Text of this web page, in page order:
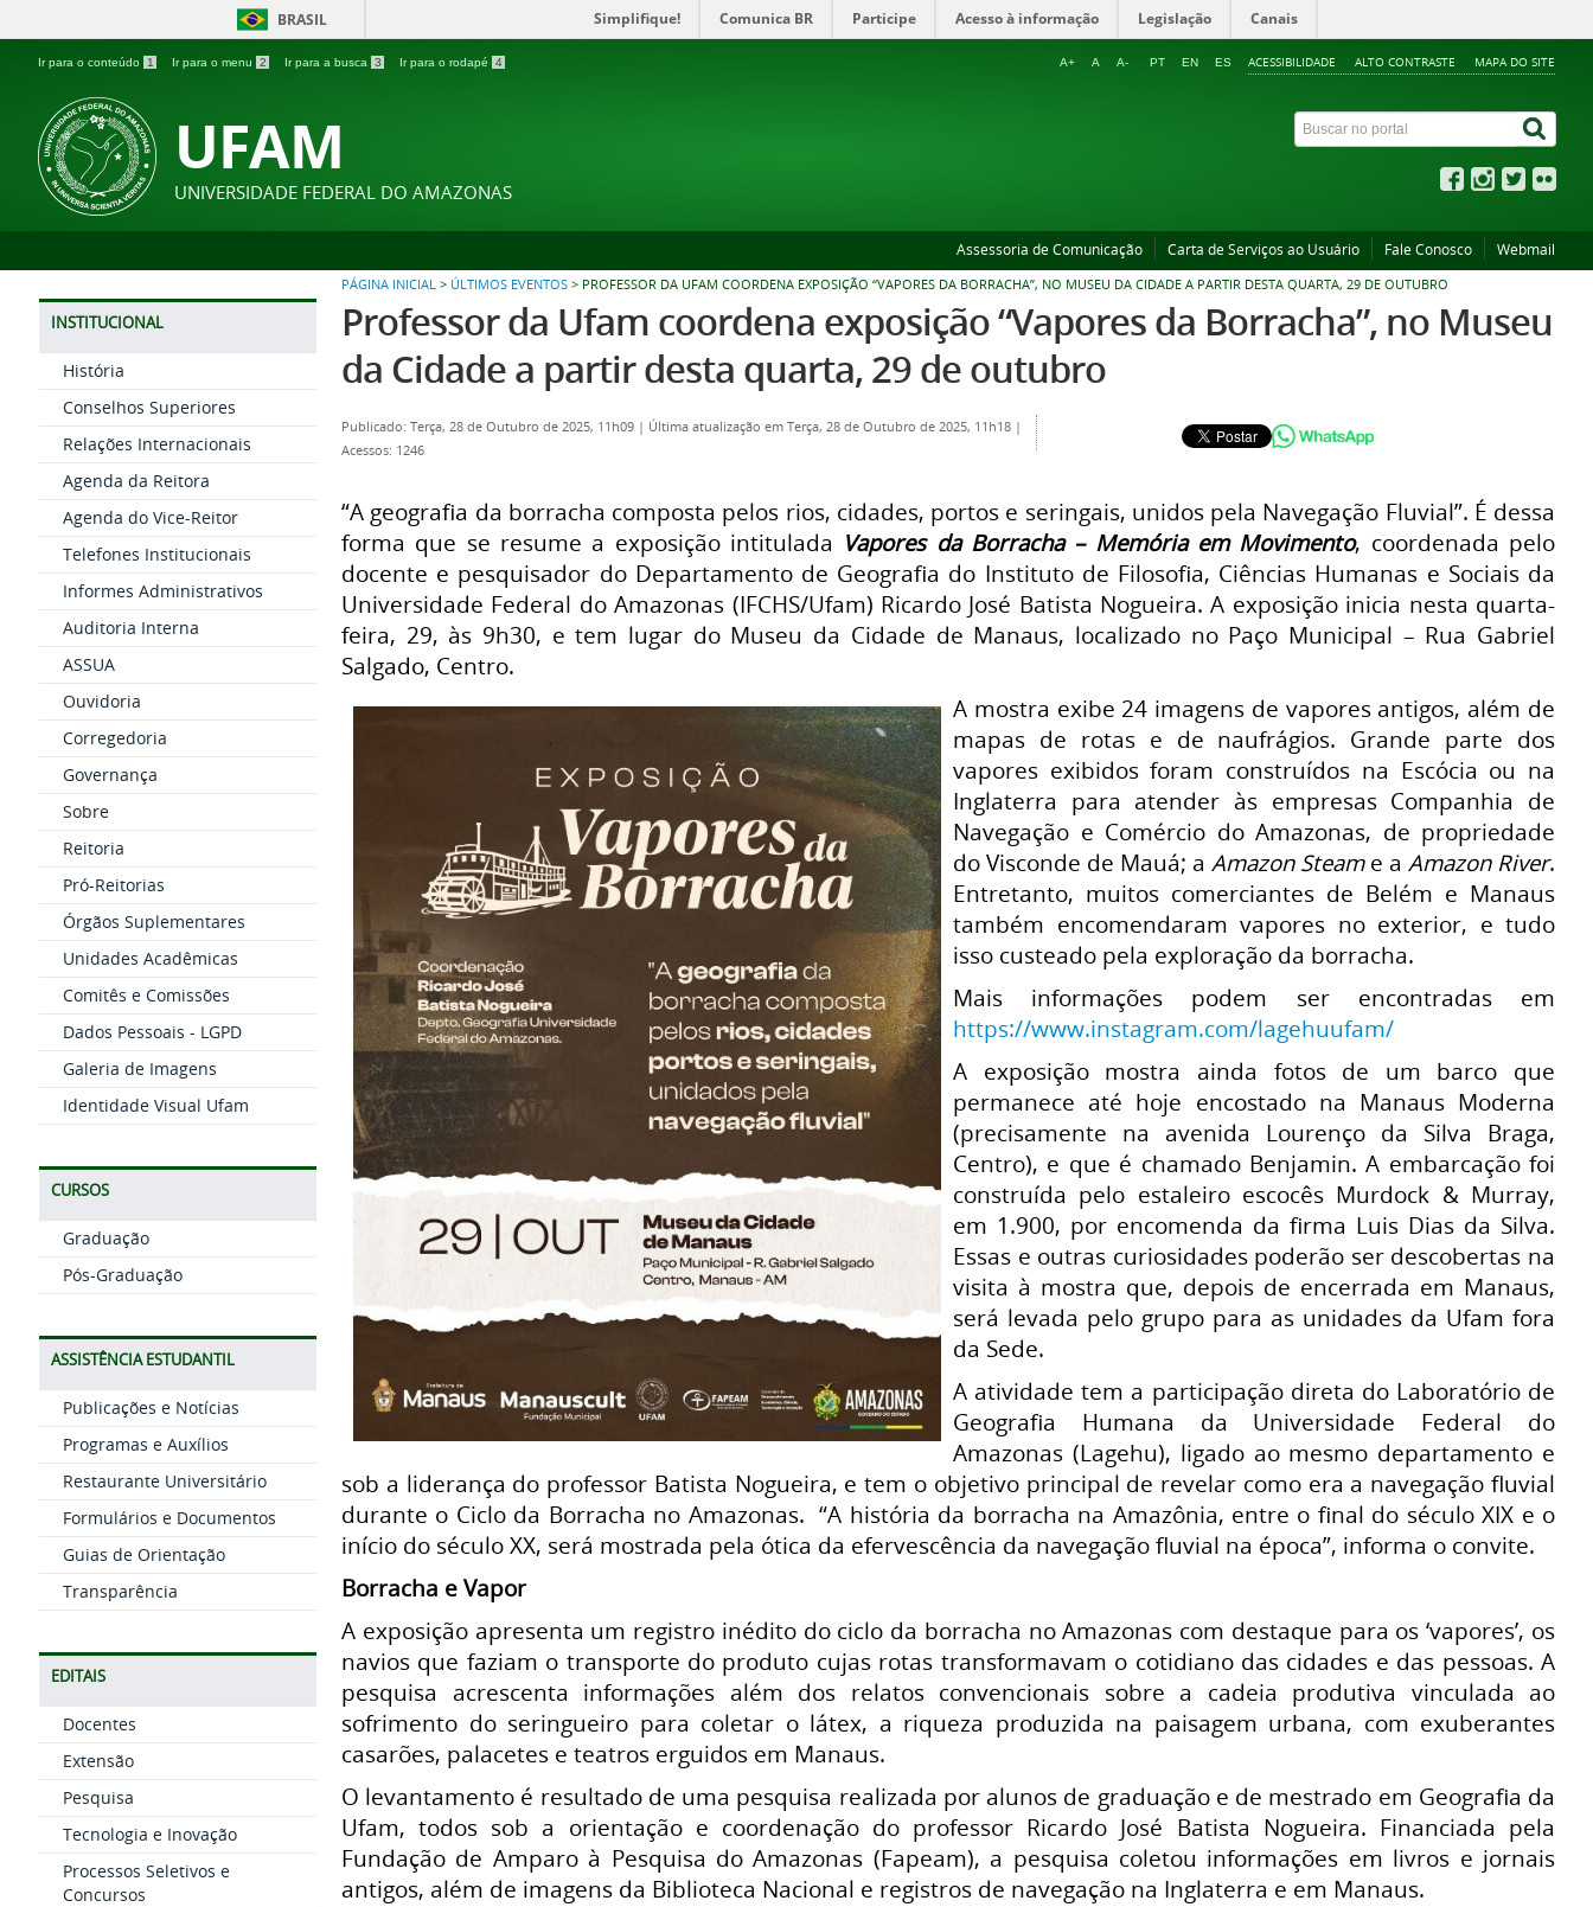
BRASIL Simplifique! Comunica BR Participe Acesso à informação Legislação Canais
Ir para o conteúdo 1 Ir para o menu 2 Ir para a busca 3 Ir para o rodapé 4 ACESSIBILIDADE ALTO CONTRASTE MAPA DO SITE
A+ A A- PT EN ES
UFAM
UNIVERSIDADE FEDERAL DO AMAZONAS
Assessoria de Comunicação Carta de Serviços ao Usuário Fale Conosco Webmail
PÁGINA INICIAL > ÚLTIMOS EVENTOS > PROFESSOR DA UFAM COORDENA EXPOSIÇÃO “VAPORES DA BORRACHA”, NO MUSEU DA CIDADE A PARTIR DESTA QUARTA, 29 DE OUTUBRO
INSTITUCIONAL
História
Conselhos Superiores
Relações Internacionais
Agenda da Reitora
Agenda do Vice-Reitor
Telefones Institucionais
Informes Administrativos
Auditoria Interna
ASSUA
Ouvidoria
Corregedoria
Governança
Sobre
Reitoria
Pró-Reitorias
Órgãos Suplementares
Unidades Acadêmicas
Comitês e Comissões
Dados Pessoais - LGPD
Galeria de Imagens
Identidade Visual Ufam
CURSOS
Graduação
Pós-Graduação
ASSISTÊNCIA ESTUDANTIL
Publicações e Notícias
Programas e Auxílios
Restaurante Universitário
Formulários e Documentos
Guias de Orientação
Transparência
EDITAIS
Docentes
Extensão
Pesquisa
Tecnologia e Inovação
Processos Seletivos e
Concursos
Professor da Ufam coordena exposição “Vapores da Borracha”, no Museu
da Cidade a partir desta quarta, 29 de outubro
Publicado: Terça, 28 de Outubro de 2025, 11h09 | Última atualização em Terça, 28 de Outubro de 2025, 11h18 |
Acessos: 1246
“A geografia da borracha composta pelos rios, cidades, portos e seringais, unidos pela Navegação Fluvial”. É dessa
forma que se resume a exposição intitulada Vapores da Borracha – Memória em Movimento, coordenada pelo
docente e pesquisador do Departamento de Geografia do Instituto de Filosofia, Ciências Humanas e Sociais da
Universidade Federal do Amazonas (IFCHS/Ufam) Ricardo José Batista Nogueira. A exposição inicia nesta quarta-
feira, 29, às 9h30, e tem lugar do Museu da Cidade de Manaus, localizado no Paço Municipal – Rua Gabriel
Salgado, Centro.
A mostra exibe 24 imagens de vapores antigos, além de
mapas de rotas e de naufrágios. Grande parte dos
vapores exibidos foram construídos na Escócia ou na
Inglaterra para atender às empresas Companhia de
Navegação e Comércio do Amazonas, de propriedade
do Visconde de Mauá; a Amazon Steame a Amazon River.
Entretanto, muitos comerciantes de Belém e Manaus
também encomendaram vapores no exterior, e tudo
isso custeado pela exploração da borracha.
Mais informações podem ser encontradas em
https://www.instagram.com/lagehuufam/
A exposição mostra ainda fotos de um barco que
permanece até hoje encostado na Manaus Moderna
(precisamente na avenida Lourenço da Silva Braga,
Centro), e que é chamado Benjamin. A embarcação foi
construída pelo estaleiro escocês Murdock & Murray,
em 1.900, por encomenda da firma Luis Dias da Silva.
Essas e outras curiosidades poderão ser descobertas na
visita à mostra que, depois de encerrada em Manaus,
será levada pelo grupo para as unidades da Ufam fora
da Sede.
A atividade tem a participação direta do Laboratório de
Geografia Humana da Universidade Federal do
Amazonas (Lagehu), ligado ao mesmo departamento e
sob a liderança do professor Batista Nogueira, e tem o objetivo principal de revelar como era a navegação fluvial
durante o Ciclo da Borracha no Amazonas. “A história da borracha na Amazônia, entre o final do século XIX e o
início do século XX, será mostrada pela ótica da efervescência da navegação fluvial na época”, informa o convite.
Borracha e Vapor
A exposição apresenta um registro inédito do ciclo da borracha no Amazonas com destaque para os ‘vapores’, os
navios que faziam o transporte do produto cujas rotas transformavam o cotidiano das cidades e das pessoas. A
pesquisa acrescenta informações além dos relatos convencionais sobre a cadeia produtiva vinculada ao
sofrimento do seringueiro para coletar o látex, a riqueza produzida na paisagem urbana, com exuberantes
casarões, palacetes e teatros erguidos em Manaus.
O levantamento é resultado de uma pesquisa realizada por alunos de graduação e de mestrado em Geografia da
Ufam, todos sob a orientação e coordenação do professor Ricardo José Batista Nogueira. Financiada pela
Fundação de Amparo à Pesquisa do Amazonas (Fapeam), a pesquisa coletou informações em livros e jornais
antigos, além de imagens da Biblioteca Nacional e registros de navegação na Inglaterra e em Manaus.